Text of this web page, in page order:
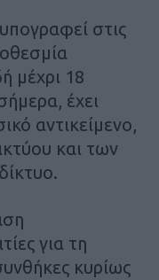
στις
μέχρι 18
έχει
αντικείμενο,
και των
για τη
κυρίως